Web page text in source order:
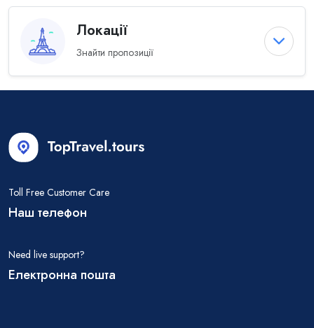
Локації
Знайти пропозиції
Toll Free Customer Care
Наш телефон
Need live support?
Електронна пошта